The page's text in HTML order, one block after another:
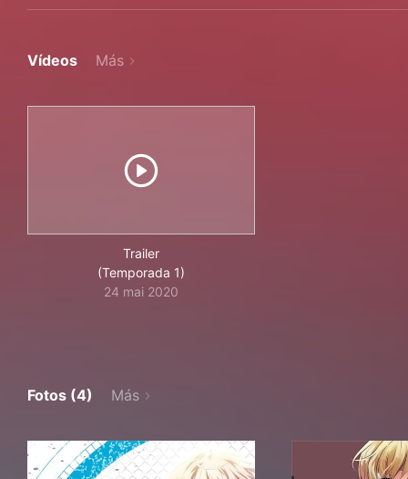
Vídeos Más
Trailer
(Temporada 1)
24 mai 2020
Fotos (4) Más